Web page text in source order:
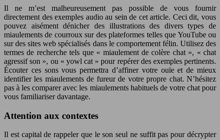
Il ne m’est malheureusement pas possible de vous fournir
directement des exemples audio au sein de cet article. Ceci dit, vous
pouvez aisément dénicher des illustrations des divers types de
miaulements de courroux sur des plateformes telles que YouTube ou
sur des sites web spécialisés dans le comportement félin. Utilisez des
termes de recherche tels que « miaulement de colère chat », « chat
agressif son », ou « yowl cat » pour repérer des exemples pertinents.
Écouter ces sons vous permettra d’affiner votre ouïe et de mieux
identifier les miaulements de fureur de votre propre chat. N’hésitez
pas à les comparer avec les miaulements habituels de votre chat pour
vous familiariser davantage.
Attention aux contextes
Il est capital de rappeler que le son seul ne suffit pas pour décrypter